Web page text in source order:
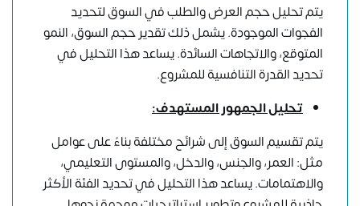
يتم تحليل حجم العرض والطلب في السوق لتحديد
الفجوات الموجودة. يشمل ذلك تقدير حجم السوق، النمو
المتوقع، والاتجاهات السائدة. يساعد هذا التحليل في
تحديد القدرة التنافسية للمشروع.
تحليل الجمهور المستهدف:
يتم تقسيم السوق إلى شرائح مختلفة بناءً على عوامل
مثل: العمر، والجنس، والدخل، والمستوى التعليمي،
والاهتمامات. يساعد هذا التحليل في تحديد الفئة الأكثر